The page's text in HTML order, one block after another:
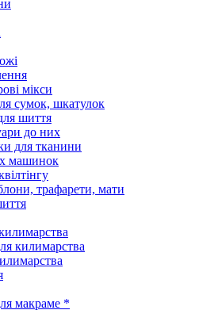
мікси
сумок, шкатулок
шиття
до них
для тканини
машинок
трафарети, мати
килимарства
макраме *